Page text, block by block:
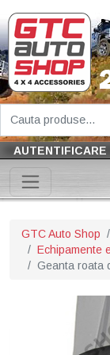
AUTENTIFICARE
GTC Auto Shop
Echipamente
Geanta roata